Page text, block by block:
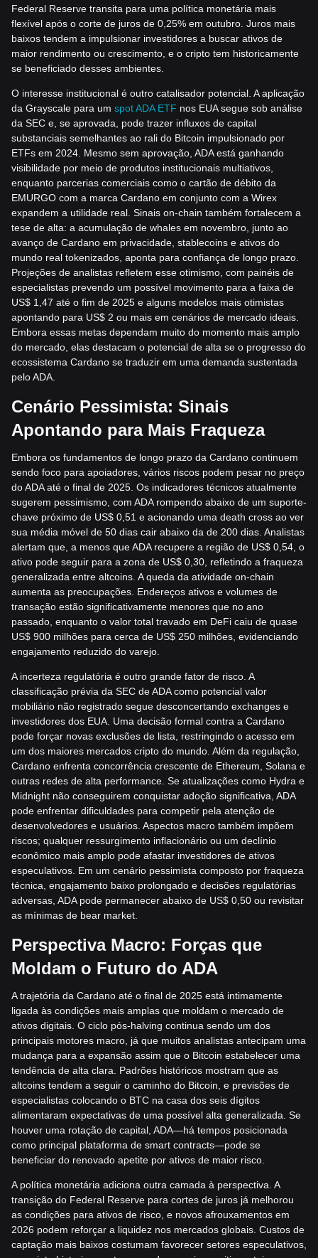
Federal Reserve transita para uma política monetária mais
flexível após o corte de juros de 0,25% em outubro. Juros mais
baixos tendem a impulsionar investidores a buscar ativos de
maior rendimento ou crescimento, e o cripto tem historicamente
se beneficiado desses ambientes.
O interesse institucional é outro catalisador potencial. A aplicação
da Grayscale para um spot ADA ETF nos EUA segue sob análise
da SEC e, se aprovada, pode trazer influxos de capital
substanciais semelhantes ao rali do Bitcoin impulsionado por
ETFs em 2024. Mesmo sem aprovação, ADA está ganhando
visibilidade por meio de produtos institucionais multiativos,
enquanto parcerias comerciais como o cartão de débito da
EMURGO com a marca Cardano em conjunto com a Wirex
expandem a utilidade real. Sinais on-chain também fortalecem a
tese de alta: a acumulação de whales em novembro, junto ao
avanço de Cardano em privacidade, stablecoins e ativos do
mundo real tokenizados, aponta para confiança de longo prazo.
Projeções de analistas refletem esse otimismo, com painéis de
especialistas prevendo um possível movimento para a faixa de
US$ 1,47 até o fim de 2025 e alguns modelos mais otimistas
apontando para US$ 2 ou mais em cenários de mercado ideais.
Embora essas metas dependam muito do momento mais amplo
do mercado, elas destacam o potencial de alta se o progresso do
ecossistema Cardano se traduzir em uma demanda sustentada
pelo ADA.
Cenário Pessimista: Sinais
Apontando para Mais Fraqueza
Embora os fundamentos de longo prazo da Cardano continuem
sendo foco para apoiadores, vários riscos podem pesar no preço
do ADA até o final de 2025. Os indicadores técnicos atualmente
sugerem pessimismo, com ADA rompendo abaixo de um suporte-
chave próximo de US$ 0,51 e acionando uma death cross ao ver
sua média móvel de 50 dias cair abaixo da de 200 dias. Analistas
alertam que, a menos que ADA recupere a região de US$ 0,54, o
ativo pode seguir para a zona de US$ 0,30, refletindo a fraqueza
generalizada entre altcoins. A queda da atividade on-chain
aumenta as preocupações. Endereços ativos e volumes de
transação estão significativamente menores que no ano
passado, enquanto o valor total travado em DeFi caiu de quase
US$ 900 milhões para cerca de US$ 250 milhões, evidenciando
engajamento reduzido do varejo.
A incerteza regulatória é outro grande fator de risco. A
classificação prévia da SEC de ADA como potencial valor
mobiliário não registrado segue desconcertando exchanges e
investidores dos EUA. Uma decisão formal contra a Cardano
pode forçar novas exclusões de lista, restringindo o acesso em
um dos maiores mercados cripto do mundo. Além da regulação,
Cardano enfrenta concorrência crescente de Ethereum, Solana e
outras redes de alta performance. Se atualizações como Hydra e
Midnight não conseguirem conquistar adoção significativa, ADA
pode enfrentar dificuldades para competir pela atenção de
desenvolvedores e usuários. Aspectos macro também impõem
riscos; qualquer ressurgimento inflacionário ou um declínio
econômico mais amplo pode afastar investidores de ativos
especulativos. Em um cenário pessimista composto por fraqueza
técnica, engajamento baixo prolongado e decisões regulatórias
adversas, ADA pode permanecer abaixo de US$ 0,50 ou revisitar
as mínimas de bear market.
Perspectiva Macro: Forças que
Moldam o Futuro do ADA
A trajetória da Cardano até o final de 2025 está intimamente
ligada às condições mais amplas que moldam o mercado de
ativos digitais. O ciclo pós-halving continua sendo um dos
principais motores macro, já que muitos analistas antecipam uma
mudança para a expansão assim que o Bitcoin estabelecer uma
tendência de alta clara. Padrões históricos mostram que as
altcoins tendem a seguir o caminho do Bitcoin, e previsões de
especialistas colocando o BTC na casa dos seis dígitos
alimentaram expectativas de uma possível alta generalizada. Se
houver uma rotação de capital, ADA—há tempos posicionada
como principal plataforma de smart contracts—pode se
beneficiar do renovado apetite por ativos de maior risco.
A política monetária adiciona outra camada à perspectiva. A
transição do Federal Reserve para cortes de juros já melhorou
as condições para ativos de risco, e novos afrouxamentos em
2026 podem reforçar a liquidez nos mercados globais. Custos de
captação mais baixos costumam favorecer setores especulativos,